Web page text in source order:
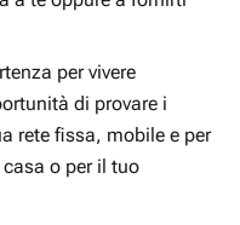
per vivere
di provare i
rete fissa, mobile e per
o per il tuo